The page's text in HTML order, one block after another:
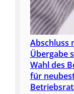
Abschluss
Übergabe
Wahl des
für